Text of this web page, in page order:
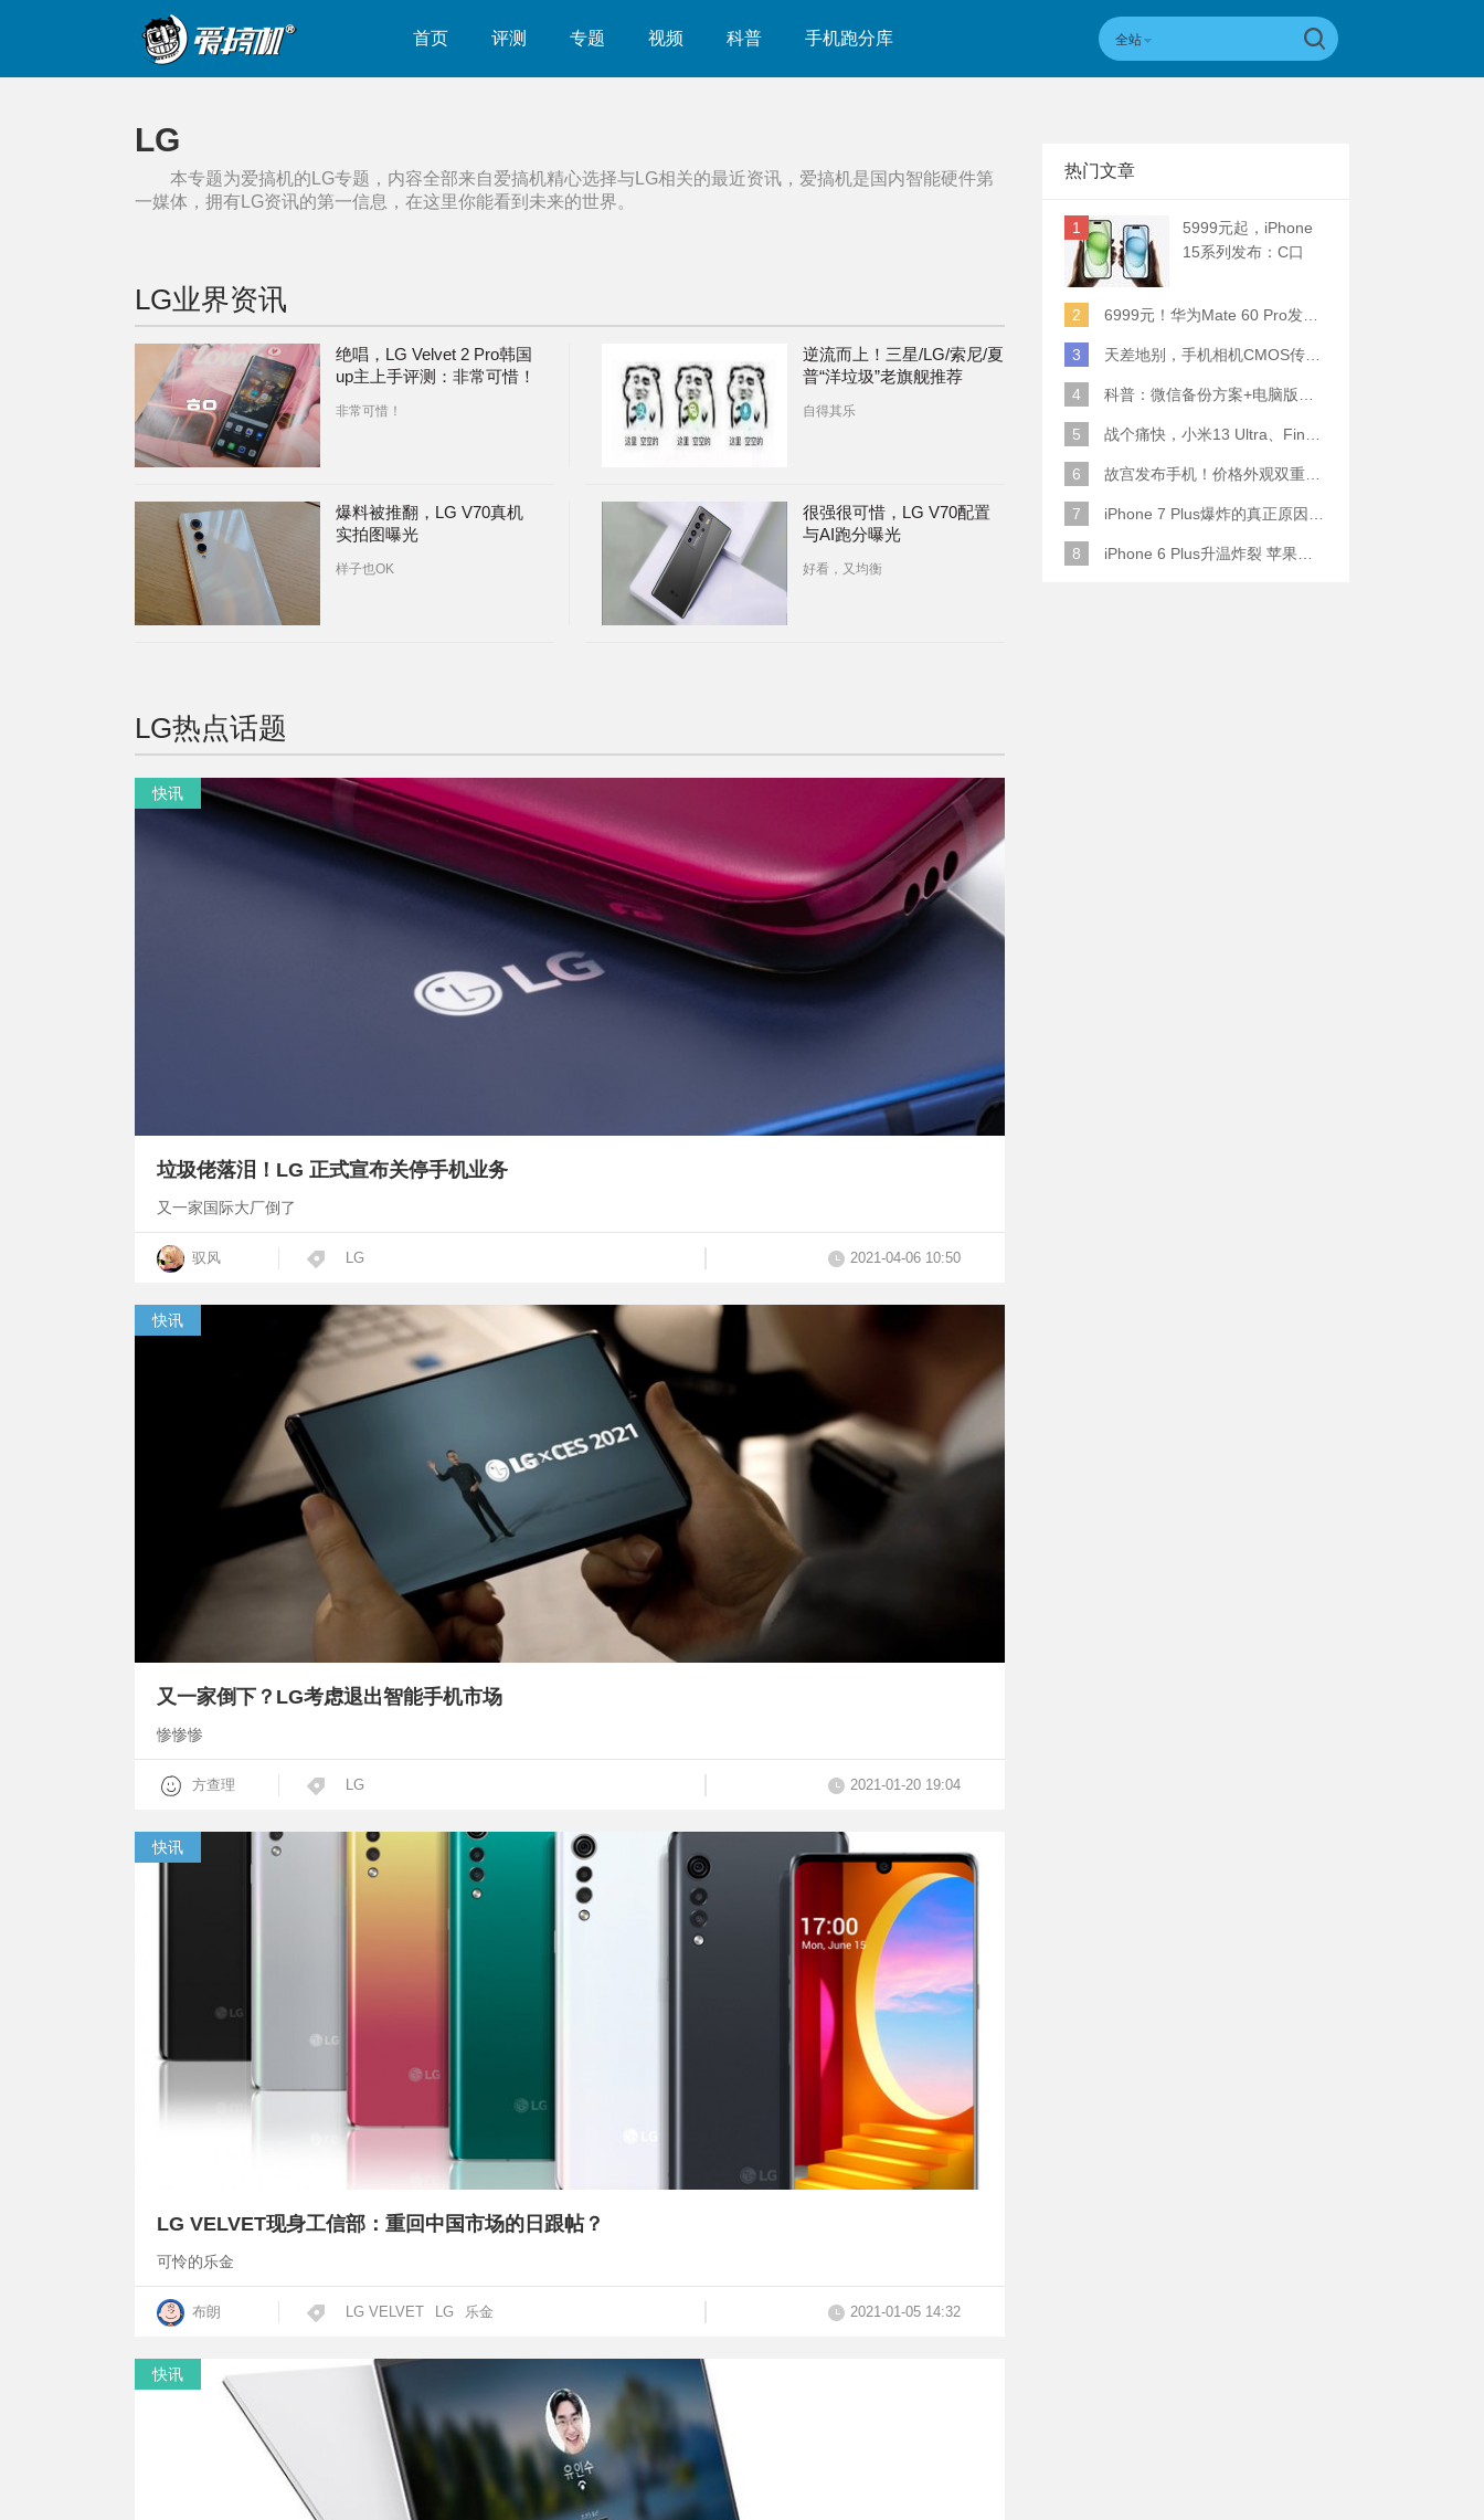
首页 评测 专题 视频 科普 手机跑分库 全站
LG
本专题为爱搞机的 LG专题，内容全部来自爱搞机精心选择与 LG相关的最近资讯，爱搞机是国内智能硬件第
一媒体，拥有 LG资讯的第一信息，在这里你能看到未来的世界。
LG业界资讯
绝唱，LG Velvet 2 Pro韩国
up主上手评测：非常可惜！
非常可惜！
逆流而上！三星/LG/索尼/夏
普“洋垃圾”老旗舰推荐
自得其乐
爆料被推翻，LG V70真机
实拍图曝光
样子也OK
很强很可惜，LG V70配置
与AI跑分曝光
好看，又均衡
LG热点话题
快讯
垃圾佬落泪！LG 正式宣布关停手机业务
又一家国际大厂倒了
驭风 LG 2021-04-06 10:50
快讯
又一家倒下？LG考虑退出智能手机市场
惨惨惨
方查理 LG 2021-01-20 19:04
快讯
LG VELVET现身工信部：重回中国市场的日跟帖？
可怜的乐金
布朗 LG VELVET LG 乐金 2021-01-05 14:32
快讯
热门文章
1
5999元起，iPhone
15系列发布：C口
2
6999元！华为Mate 60 Pro发布：麒麟9000S+卫星通话 (附初步跑分)
3 天差地别，手机相机CMOS传感器实际面积对比
4 科普：微信备份方案+电脑版丢失数据恢复指南
5 战个痛快，小米13 Ultra、Find X6 Pro、vivo X90 Pro+、小米12SU拍照横评
6 故宫发布手机！价格外观双重逆天！
7 iPhone 7 Plus爆炸的真正原因原来是这样
8 iPhone 6 Plus升温炸裂 苹果赔了一部全新的